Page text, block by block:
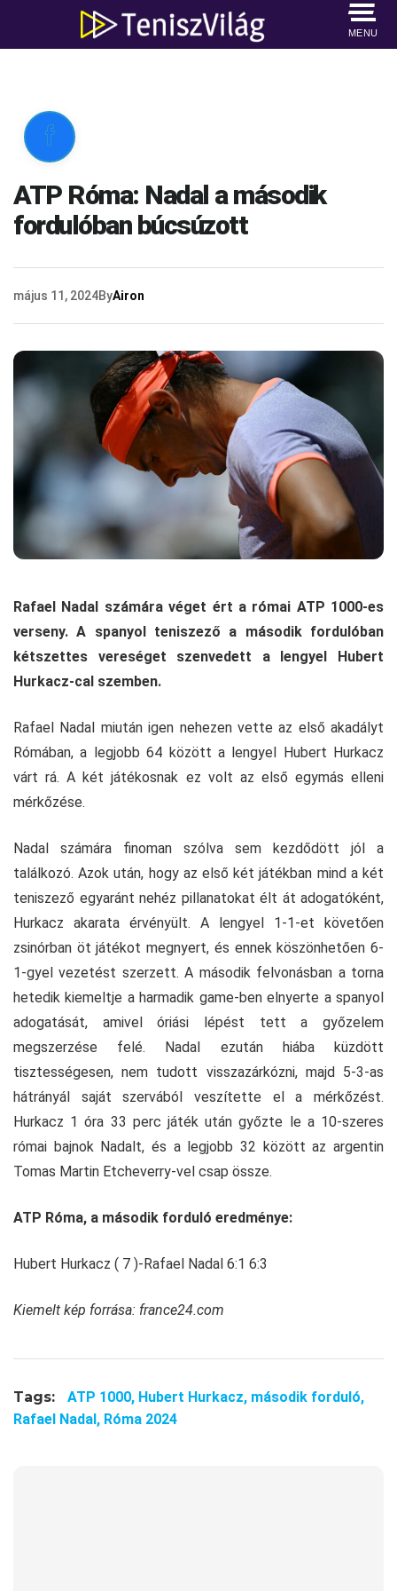
MENU

ATP Róma: Nadal a második
fordulóban búcsúzott
május 11, 2024ByAiron
Rafael Nadal számára véget ért a római ATP 1000-es
verseny. A spanyol teniszező a második fordulóban
kétszettes vereséget szenvedett a lengyel Hubert
Hurkacz-cal szemben.
Rafael Nadal miután igen nehezen vette az első akadályt
Rómában, a legjobb 64 között a lengyel Hubert Hurkacz
várt rá. A két játékosnak ez volt az első egymás elleni
mérkőzése.
Nadal számára finoman szólva sem kezdődött jól a
találkozó. Azok után, hogy az első két játékban mind a két
teniszező egyaránt nehéz pillanatokat élt át adogatóként,
Hurkacz akarata érvényült. A lengyel 1-1-et követően
zsinórban öt játékot megnyert, és ennek köszönhetően 6-
1-gyel vezetést szerzett. A második felvonásban a torna
hetedik kiemeltje a harmadik game-ben elnyerte a spanyol
adogatását, amivel óriási lépést tett a győzelem
megszerzése felé. Nadal ezután hiába küzdött
tisztességesen, nem tudott visszazárkózni, majd 5-3-as
hátrányál saját szervából veszítette el a mérkőzést.
Hurkacz 1 óra 33 perc játék után győzte le a 10-szeres
római bajnok Nadalt, és a legjobb 32 között az argentin
Tomas Martin Etcheverry-vel csap össze.
ATP Róma, a második forduló eredménye:
Hubert Hurkacz ( 7 )-Rafael Nadal 6:1 6:3
Kiemelt kép forrása: france24.com
Tags: ATP 1000, Hubert Hurkacz, második forduló,
Rafael Nadal, Róma 2024